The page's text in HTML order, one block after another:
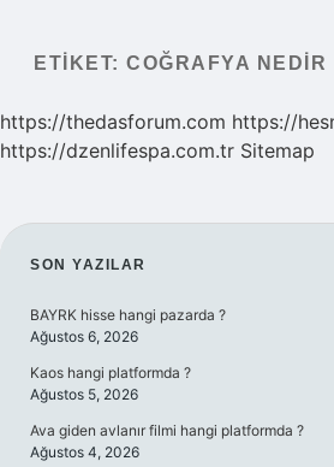
Yasal Uyarı
Hakkımızda
ETIKET: COĞRAFYA
https://thedasforum.com https://
https://dzenlifespa.com.tr Sitemap
SIDEBAR
SON YAZILAR
BAYRK hisse hangi pazarda ?
Ağustos 6, 2026
Kaos hangi platformda ?
Ağustos 5, 2026
Ava giden avlanır filmi hangi platformda ?
Ağustos 4, 2026